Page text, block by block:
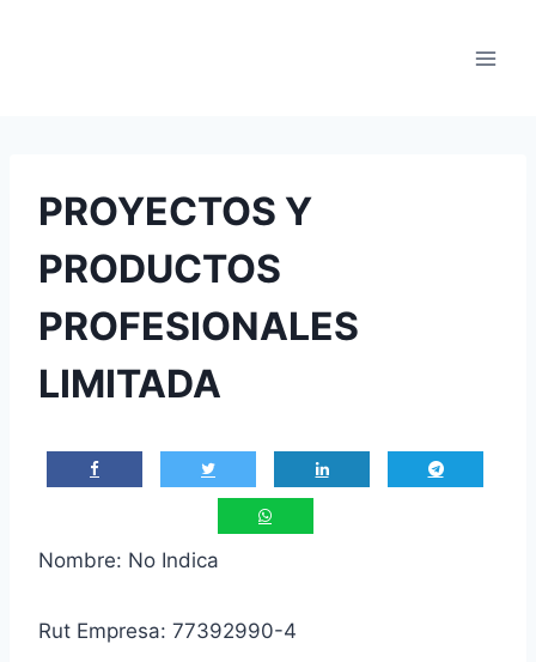
PROYECTOS Y
PRODUCTOS
PROFESIONALES
LIMITADA
Nombre: No Indica
Rut Empresa: 77392990-4